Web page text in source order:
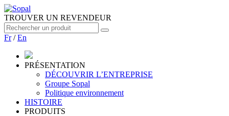
TROUVER UN REVENDEUR
Fr/En
PRÉSENTATION
DÉCOUVRIR L’ENTREPRISE
Groupe Sopal
Politique environnement
HISTOIRE
PRODUITS